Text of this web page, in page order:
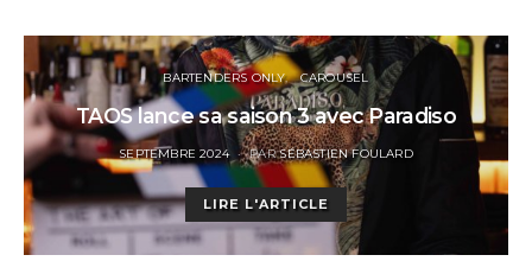
BARTENDERS ONLY CAROUSEL
TAOS lance sa saison 3 avec Paradiso
POSTED
ON
SEPTEMBRE 2024 PAR SÉBASTIEN FOULARD
LIRE L'ARTICLE